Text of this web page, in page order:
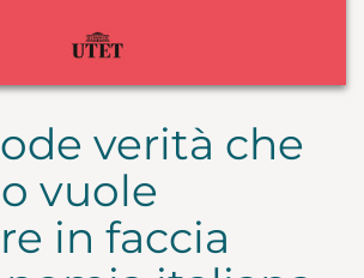
verità che
vuole
in faccia